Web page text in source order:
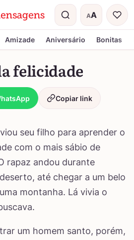
AA
Tamanho do
Amizade Aniversário Bonitas
felicidade
Copiar link
seu filho para aprender o
com o mais sábio de
rapaz andou durante
até chegar a um belo
montanha. Lá vivia o
um homem santo, porém,